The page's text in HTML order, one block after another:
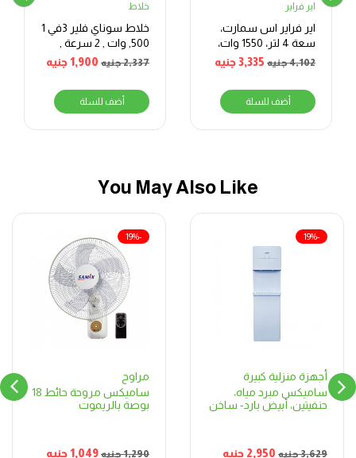
اير فراير
اير فراير اس سمارت،
سعة 4 لتر، 1550 وات،
اسود – SAF272TB
4,102جنيه 3,335جنيه
أضف للسلة
خلاط
خلاط سوناي فلير 3في 1
,500 وات , 2 سرعة ,
ابيض
2,337جنيه 1,900جنيه
أضف للسلة
You May Also Like
أجهزة منزلية كبيرة
ساميكس مبرد مياه،
حنفيتين، أبيض بارد- ساخن
3,629جنيه 2,950 جنيه
-19%
مراوح
ساميكس مروحة حائط 18
بوصة بالريموت
1,290جنيه 1,049جنيه
-19%